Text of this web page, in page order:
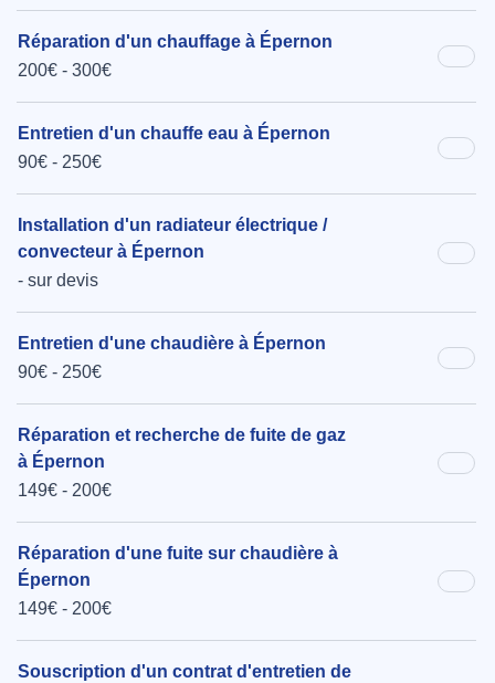
Réparation d'un chauffage à Épernon
200€ - 300€
Entretien d'un chauffe eau à Épernon
90€ - 250€
Installation d'un radiateur électrique /
convecteur à Épernon
- sur devis
Entretien d'une chaudière à Épernon
90€ - 250€
Réparation et recherche de fuite de gaz
à Épernon
149€ - 200€
Réparation d'une fuite sur chaudière à
Épernon
149€ - 200€
Souscription d'un contrat d'entretien de